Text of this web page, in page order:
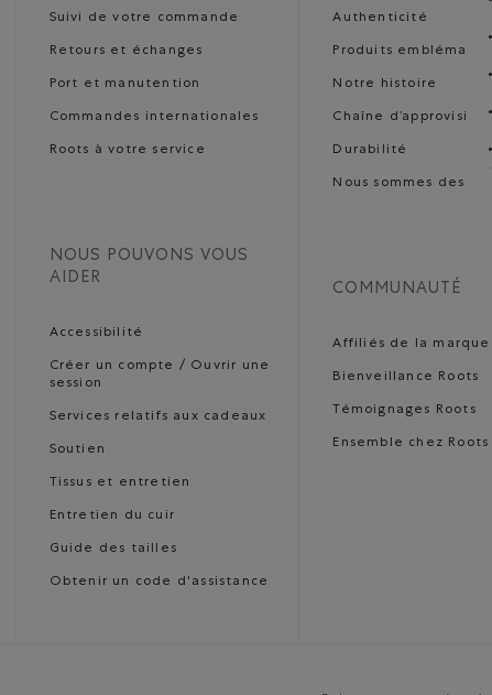
Suivi de votre commande
Retours et échanges
Port et manutention
Commandes internationales
Roots à votre service
NOUS POUVONS VOUS
AIDER
Accessibilité
Créer un compte / Ouvrir une
session
Services relatifs aux cadeaux
Soutien
Tissus et entretien
Entretien du cuir
Guide des tailles
Obtenir un code d'assistance
Authenticité
Produits
Notre histoire
Chaîne
Durabilité
Nous sommes des
COMMUNAUTÉ
Affiliés de la marque
Bienveillance Roots
Témoignages Roots
Ensemble chez Roots